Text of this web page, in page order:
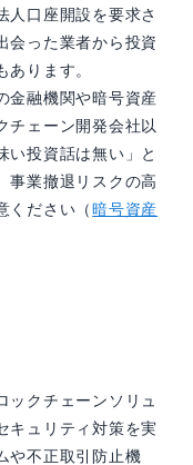
人口座開設を要求さ
会った業者から投資
ります。
金融機関や暗号資産
チェーン開発会社以
い投資話は無い」と
事業撤退リスクの高
ください（暗号資産
ックチェーンソリュ
キュリティ対策を実
や不正取引防止機